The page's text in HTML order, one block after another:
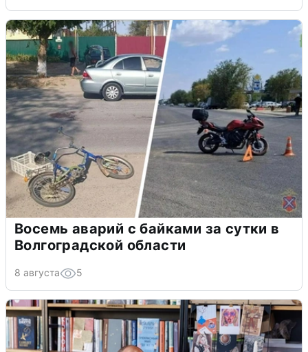
Восемь аварий с байками за сутки в
Волгоградской области
8 августа 5